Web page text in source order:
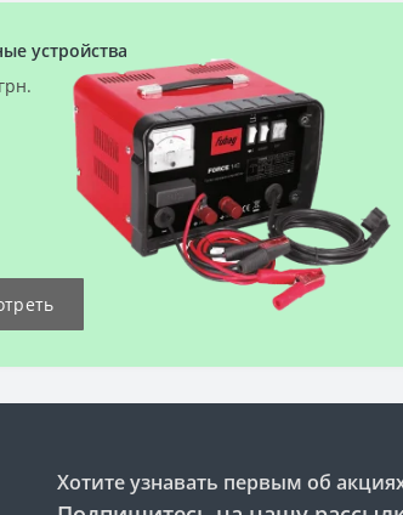
устройства
Хотите узнавать первым об